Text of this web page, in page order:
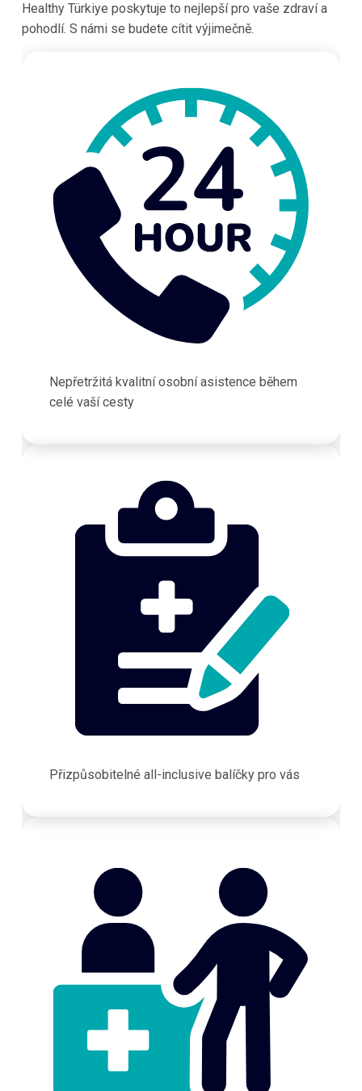
Healthy Türkiye poskytuje to nejlepší pro vaše zdraví a
pohodlí. S námi se budete cítit výjimečně.
Nepřetržitá kvalitní osobní asistence během
celé vaší cesty
Přizpůsobitelné all-inclusive balíčky pro vás